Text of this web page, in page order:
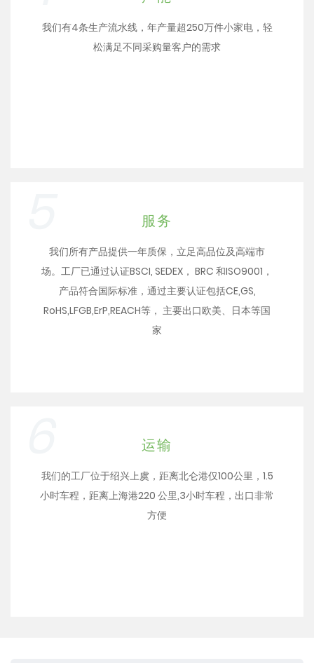
我们有4条生产流水线，年产量超250万件小家电，轻
松满足不同采购量客户的需求
服务
我们所有产品提供一年质保，立足高品位及高端市
场。工厂已通过认证BSCI, SEDEX， BRC 和ISO9001，
产品符合国际标准，通过主要认证包括CE,GS,
RoHS,LFGB,ErP,REACH等， 主要出口欧美、日本等国
家
运输
我们的工厂位于绍兴上虞，距离北仑港仅100公里，1.5
小时车程，距离上海港220 公里,3小时车程，出口非常
方便